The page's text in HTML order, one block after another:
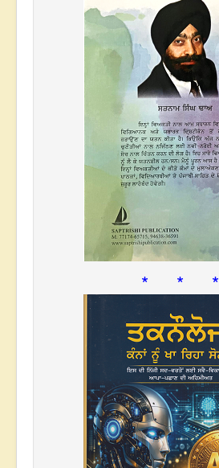
* * *